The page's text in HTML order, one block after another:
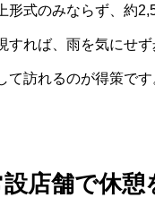
形式のみならず、約
すれば、雨を気にせ
訪れるのが得策です
店舗で休憩